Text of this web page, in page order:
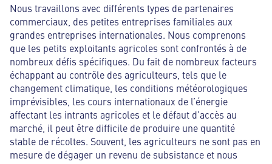
Nous travaillons avec différents types de partenaires
commerciaux, des petites entreprises familiales aux
grandes entreprises internationales. Nous comprenons
que les petits exploitants agricoles sont confrontés à de
nombreux défis spécifiques. Du fait de nombreux facteurs
échappant au contrôle des agriculteurs, tels que le
changement climatique, les conditions météorologiques
imprévisibles, les cours internationaux de l’énergie
affectant les intrants agricoles et le défaut d’accès au
marché, il peut être difficile de produire une quantité
stable de récoltes. Souvent, les agriculteurs ne sont pas en
mesure de dégager un revenu de subsistance et nous